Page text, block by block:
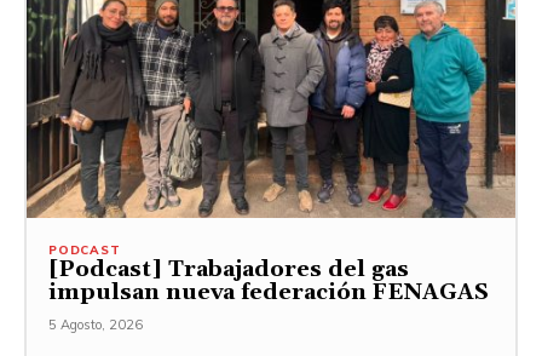
PODCAST
[Podcast] Trabajadores del gas
impulsan nueva federación FENAGAS
5 Agosto, 2026